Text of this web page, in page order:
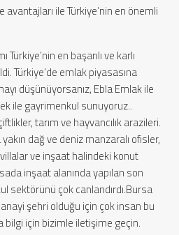
ile Türkiye’nin en önemli
Türkiye’nin en başarılı ve karlı
Türkiye’de emlak piyasasına
düşünüyorsanız, Ebla Emlak ile
ile gayrimenkul sunuyoruz..
tarım ve hayvancılık arazileri.
dağ ve deniz manzaralı ofisler,
ve inşaat halindeki konut
inşaat alanında yapılan son
sektörünü çok canlandırdı.Bursa
şehri olduğu için çok insan bu
için bizimle iletişime geçin.